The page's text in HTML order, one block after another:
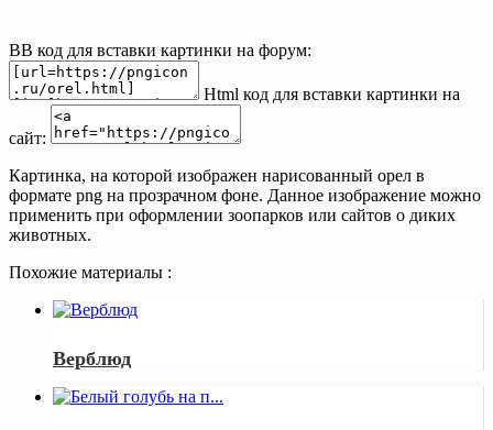
BB код для вставки картинки на форум:
Html код для вставки картинки на
сайт:
Картинка, на которой изображен нарисованный орел в
формате png на прозрачном фоне. Данное изображение можно
применить при оформлении зоопарков или сайтов о диких
животных.
Похожие материалы :
Верблюд